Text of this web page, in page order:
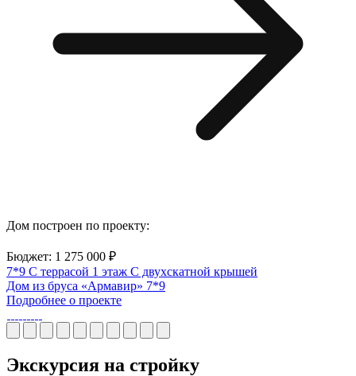
Дом построен по проекту:
Бюджет: 1 275 000 ₽
7*9 С террасой 1 этаж С двухскатной крышей
Дом из бруса «Армавир» 7*9
Подробнее о проекте
Экскурсия на стройку